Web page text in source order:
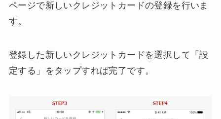
ページで新しいクレジットカードの登録を行いま
す。
登録した新しいクレジットカードを選択して「設
定する」をタップすれば完了です。